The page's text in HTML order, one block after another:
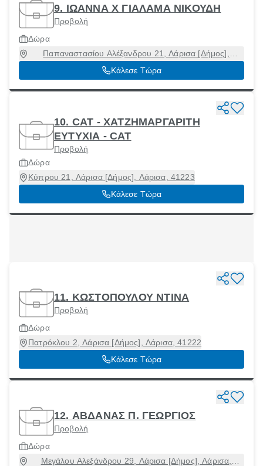
9. ΙΩΑΝΝΑ Χ ΓΙΑΛΑΜΑ ΝΙΚΟΥΔΗ
Προβολή
Δώρα
Παπαναστασίου Αλέξανδρου 21, Λάρισα [Δήμος],
Λάρισα, 41223
Κάλεσε Τώρα
10. CAT - ΧΑΤΖΗΜΑΡΓΑΡΙΤΗ
ΕΥΤΥΧΙΑ - CAT
Προβολή
Δώρα
Κύπρου 21, Λάρισα [Δήμος], Λάρισα, 41223
Κάλεσε Τώρα
11. ΚΩΣΤΟΠΟΥΛΟΥ ΝΤΙΝΑ
Προβολή
Δώρα
Πατρόκλου 2, Λάρισα [Δήμος], Λάρισα, 41222
Κάλεσε Τώρα
12. ΑΒΔΑΝΑΣ Π. ΓΕΩΡΓΙΟΣ
Προβολή
Δώρα
Μεγάλου Αλεξάνδρου 29, Λάρισα [Δήμος], Λάρισα,